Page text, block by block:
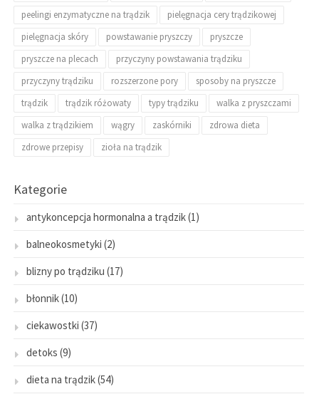
peelingi enzymatyczne na trądzik
pielęgnacja cery trądzikowej
pielęgnacja skóry
powstawanie pryszczy
pryszcze
pryszcze na plecach
przyczyny powstawania trądziku
przyczyny trądziku
rozszerzone pory
sposoby na pryszcze
trądzik
trądzik różowaty typy trądziku
walka z pryszczami
walka z trądzikiem
wągry zaskórniki
zdrowa dieta
zdrowe przepisy
zioła na trądzik
Kategorie
antykoncepcja hormonalna a trądzik(1)
balneokosmetyki (2)
blizny po trądziku (17)
błonnik(10)
ciekawostki (37)
detoks (9)
dieta na trądzik(54)